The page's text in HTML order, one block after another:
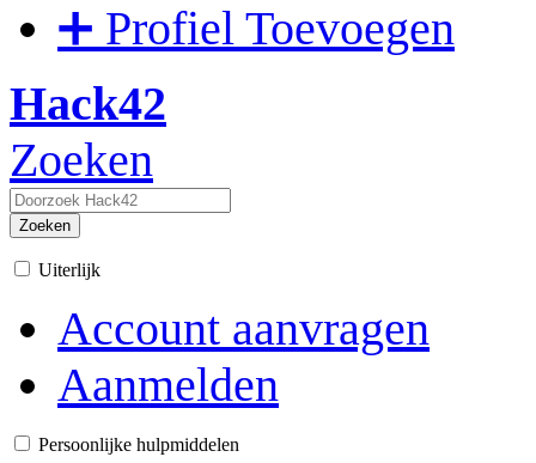
➕ Profiel Toevoegen
Hack42
Zoeken
Zoeken
Uiterlijk
Account aanvragen
Aanmelden
Persoonlijke hulpmiddelen